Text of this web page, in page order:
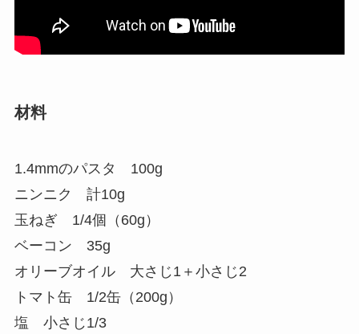
材料
1.4mmのパスタ 100g
ニンニク 計10g
玉ねぎ 1/4個（60g）
ベーコン 35g
オリーブオイル 大さじ1＋小さじ2
トマト缶 1/2缶（200g）
塩 小さじ1/3